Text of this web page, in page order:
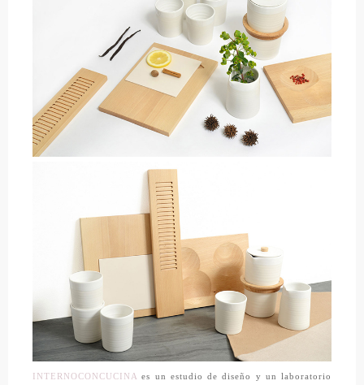
INTERNOCONCUCINA es un estudio de diseño y un laboratorio